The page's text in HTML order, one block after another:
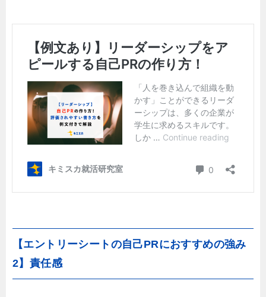
【エントリーシートの自己PRにおすすめの強み
2】責任感